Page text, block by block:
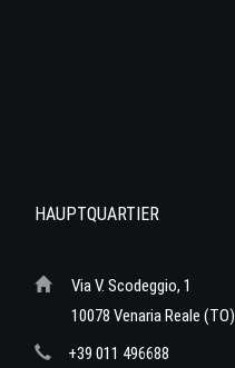
HAUPTQUARTIER
Via V. Scodeggio, 1
10078 Venaria Reale (TO)
+39 011 496688